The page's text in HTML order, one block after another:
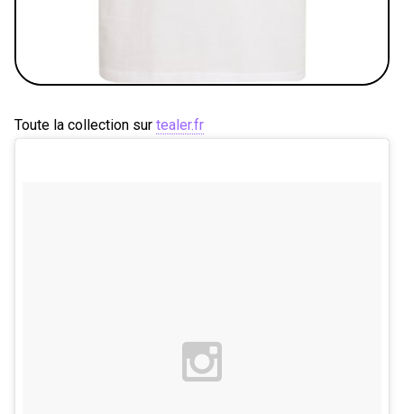
Toute la collection sur tealer.fr